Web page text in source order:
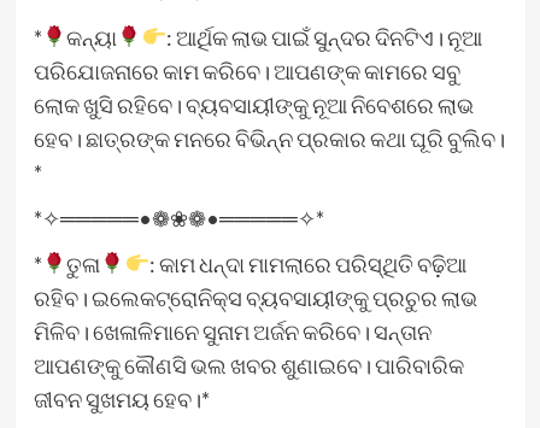
*
କନ୍ୟା
: ଆର୍ଥିକ ଲାଭ ପାଇଁ ସୁନ୍ଦର ଦିନଟିଏ। ନୂଆ
ପରିଯୋଜନାରେ କାମ କରିବେ। ଆପଣଙ୍କ କାମରେ ସବୁ
ଲୋକ ଖୁସି ରହିବେ। ବ୍ୟବସାୟୀଙ୍କୁ ନୂଆ ନିବେଶରେ ଲାଭ
ହେବ। ଛାତ୍ରଙ୍କ ମନରେ ବିଭିନ୍ନ ପ୍ରକାର କଥା ଘୂରି ବୁଲିବ।
*
*✧═════•❁❀❁•═════✧*
*
ତୁଳା
: କାମ ଧନ୍ଦା ମାମଲାରେ ପରିସ୍ଥିତି ବଢ଼ିଆ
ରହିବ। ଇଲେକଟ୍ରୋନିକ୍ସ ବ୍ୟବସାୟୀଙ୍କୁ ପ୍ରଚୁର ଲାଭ
ମିଳିବ। ଖେଳାଳିମାନେ ସୁନାମ ଅର୍ଜନ କରିବେ। ସନ୍ତାନ
ଆପଣଙ୍କୁ କୌଣସି ଭଲ ଖବର ଶୁଣାଇବେ। ପାରିବାରିକ
ଜୀବନ ସୁଖମୟ ହେବ।*